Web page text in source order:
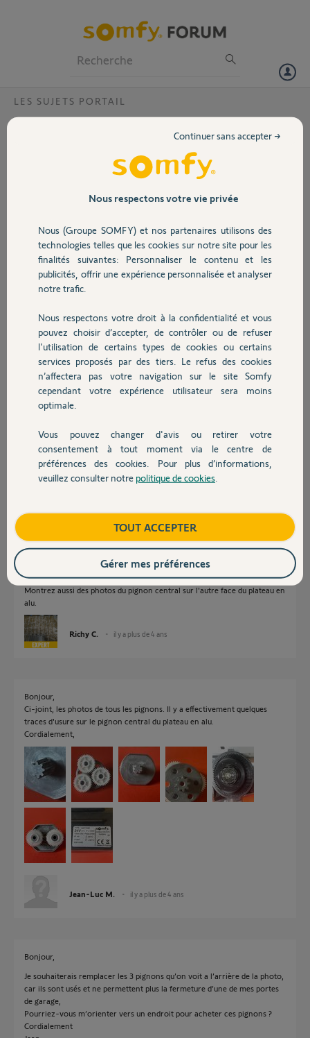
Volet
Sécurité
Domotique
Chauffage
Autres produits
Devis avec un pro
Contact
LES SUJETS PORTAIL
Pignons moteur axovia multipro?
Mon portail est équipé de moteurs
axovia Multipro. En bout de course,
un des deux vantaux fait un bruit
infernal. Après démontage il
dents diamètre 23mm a des dents
fortement usées (voir photo jointe).
De plus, les axes des 2 pignons ont
pas mal de jeu. Est il possible d'avoir
vous?
Merci,
Jean-Luc M.
il y a plus de 4 ans
Participer au fil de discussion
Réponses
Montrez aussi des photos du pignon central sur l'autre face du plateau en
alu.
Richy C. il y a plus de 4 ans
Bonjour,
Ci-joint, les photos de tous les pignons. Il y a effectivement quelques
traces d'usure sur le pignon central du plateau en alu.
Cordialement,
Jean-Luc M. il y a plus de 4 ans
Bonjour,
Je souhaiterais remplacer les 3 pignons qu’on voit a l’arrière de la photo,
car ils sont usés et ne permettent plus la fermeture d’une de mes portes
de garage,
Pourriez-vous m’orienter vers un endroit pour acheter ces pignons ?
Cordialement
Nous respectons votre vie privée
Nous (Groupe SOMFY) et nos partenaires utilisons des
technologies telles que les cookies sur notre site pour les
finalités suivantes: Personnaliser le contenu et les
publicités, offrir une expérience personnalisée et analyser
notre trafic.
Nous respectons votre droit à la confidentialité et vous
pouvez choisir d’accepter, de contrôler ou de refuser
l'utilisation de certains types de cookies ou certains
services proposés par des tiers. Le refus des cookies
n’affectera pas votre navigation sur le site Somfy
cependant votre expérience utilisateur sera moins
optimale.
Vous pouvez changer d'avis ou retirer votre
consentement à tout moment via le centre de
préférences des cookies. Pour plus d’informations,
veuillez consulter notre politique de cookies
Continuer sans accepter →
TOUT ACCEPTER
Gérer mes préférences